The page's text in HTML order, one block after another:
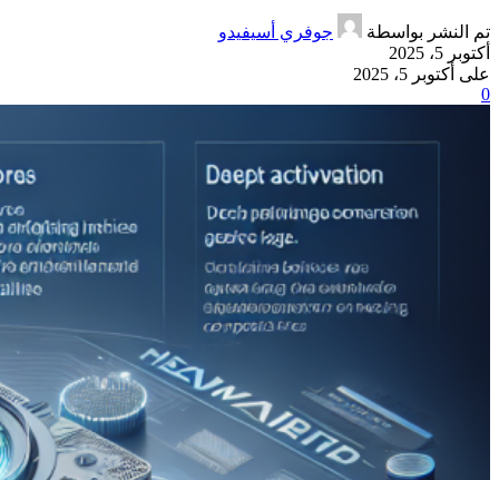
تم النشر بواسطة
جوفري أسيفيدو
أكتوبر 5، 2025
على أكتوبر 5، 2025
0